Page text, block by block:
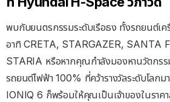
พบกับยนตรกรรมระดับเรือธง ทั้งรถยนต์เ
อาทิ CRETA, STARGAZER, SANTA
STARIA หรือหากคุณกำลังมองหานวัตกร
รถยนต์ไฟฟ้า100% ที่คว้ารางวัลระดับโลกม
IONIQ 6 ก็พร้อมให้คุณเป็นเจ้าของในราค